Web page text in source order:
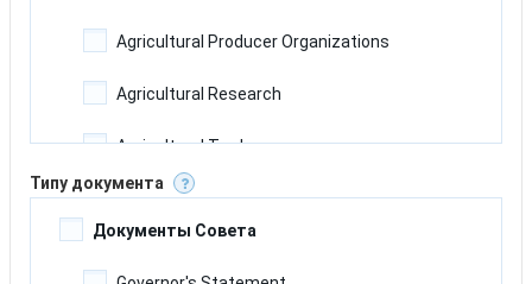
Agricultural Producer Organizations
Agricultural Research
Agricultural Trade
Agriculture and Farming Systems
Типу документа
Документы Совета